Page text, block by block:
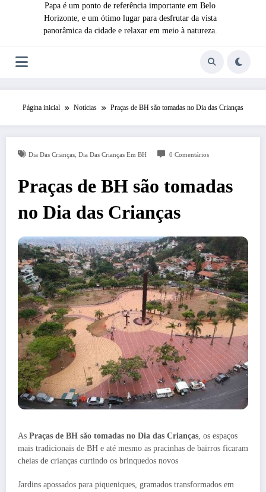
Papa é um ponto de referência importante em Belo
Horizonte, e um ótimo lugar para desfrutar da vista
panorâmica da cidade e relaxar em meio à natureza.
Página inicial Notícias Praças de BH são tomadas no Dia das Crianças
Dia Das Crianças, Dia Das Crianças Em BH 0 Comentários
Praças de BH são tomadas
no Dia das Crianças
As Praças de BH são tomadas no Dia das Crianças , os espaços
mais tradicionais de BH e até mesmo as pracinhas de bairros ficaram
cheias de crianças curtindo os brinquedos novos
Jardins apossados para piqueniques, gramados transformados em